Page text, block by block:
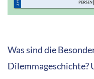
Was sind die
Dilemmageschichte?